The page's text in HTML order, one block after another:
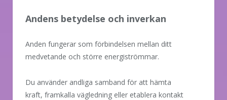
Andens betydelse och inverkan
Anden fungerar som förbindelsen mellan ditt
medvetande och större energiströmmar.
Du använder andliga samband för att hämta
kraft, framkalla vägledning eller etablera kontakt